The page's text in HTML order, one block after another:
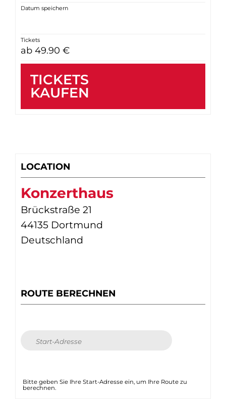
Datum speichern
Tickets
ab 49.90 €
TICKETS
KAUFEN
LOCATION
Konzerthaus
Brückstraße 21
44135 Dortmund
Deutschland
ROUTE BERECHNEN
Bitte geben Sie Ihre Start-Adresse ein, um Ihre Route zu
berechnen.